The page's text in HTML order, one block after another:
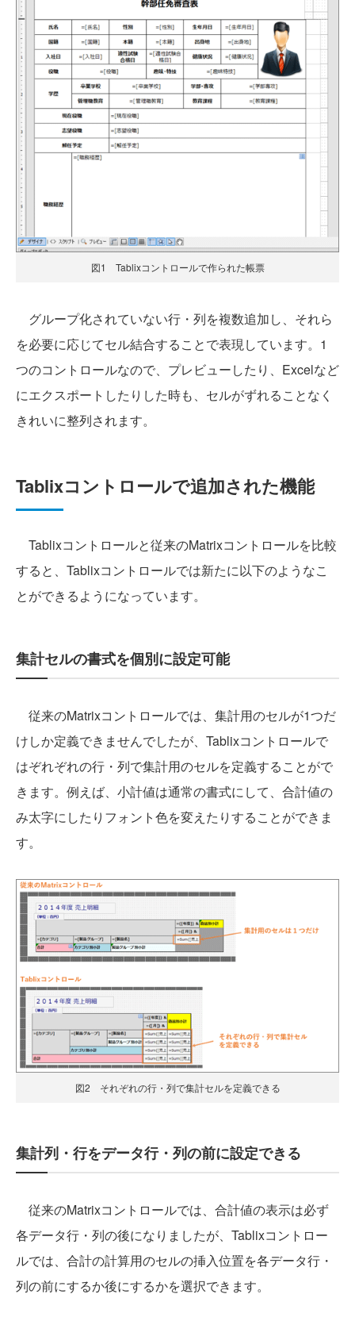
図1 Tablixコントロールで作られた帳票
グループ化されていない行・列を複数追加し、それら
を必要に応じてセル結合することで表現しています。1
つのコントロールなので、プレビューしたり、Excelなど
にエクスポートしたりした時も、セルがずれることなく
きれいに整列されます。
Tablixコントロールで追加された機能
Tablixコントロールと従来のMatrixコントロールを比較
すると、Tablixコントロールでは新たに以下のようなこ
とができるようになっています。
集計セルの書式を個別に設定可能
従来のMatrixコントロールでは、集計用のセルが1つだ
けしか定義できませんでしたが、Tablixコントロールで
はぞれぞれの行・列で集計用のセルを定義することがで
きます。例えば、小計値は通常の書式にして、合計値の
み太字にしたりフォント色を変えたりすることができま
す。
図2 それぞれの行・列で集計セルを定義できる
集計列・行をデータ行・列の前に設定できる
従来のMatrixコントロールでは、合計値の表示は必ず
各データ行・列の後になりましたが、Tablixコントロー
ルでは、合計の計算用のセルの挿入位置を各データ行・
列の前にするか後にするかを選択できます。